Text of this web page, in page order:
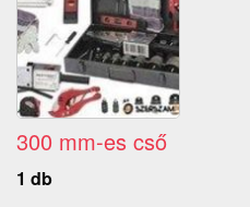
300 mm-es cső
1 db